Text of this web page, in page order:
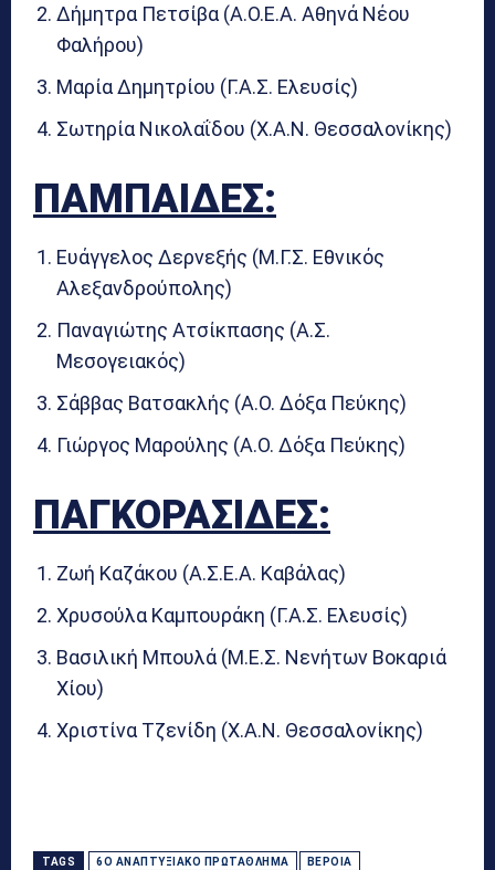
Δήμητρα Πετσίβα (Α.Ο.Ε.Α. Αθηνά Νέου
Φαλήρου)
Μαρία Δημητρίου (Γ.Α.Σ. Ελευσίς)
Σωτηρία Νικολαΐδου (Χ.Α.Ν. Θεσσαλονίκης)
ΠΑΜΠΑΙΔΕΣ:
Ευάγγελος Δερνεξής (Μ.Γ.Σ. Εθνικός
Αλεξανδρούπολης)
Παναγιώτης Ατσίκπασης (Α.Σ.
Μεσογειακός)
Σάββας Βατσακλής (Α.Ο. Δόξα Πεύκης)
Γιώργος Μαρούλης (Α.Ο. Δόξα Πεύκης)
ΠΑΓΚΟΡΑΣΙΔΕΣ:
Ζωή Καζάκου (Α.Σ.Ε.Α. Καβάλας)
Χρυσούλα Καμπουράκη (Γ.Α.Σ. Ελευσίς)
Βασιλική Μπουλά (Μ.Ε.Σ. Νενήτων Βοκαριά
Χίου)
Χριστίνα Τζενίδη (Χ.Α.Ν. Θεσσαλονίκης)
TAGS 6Ο ΑΝΑΠΤΥΞΙΑΚΌ ΠΡΩΤΆΘΛΗΜΑ ΒΈΡΟΙΑ